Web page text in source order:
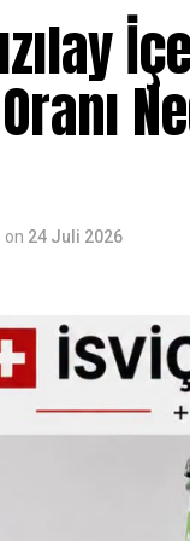
on 24 Juli 2026